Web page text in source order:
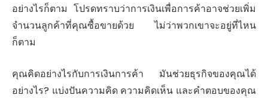
อย่างไรก็ตาม โปรดทราบว่าการเงินเพื่อการค้าอาจช่วยเพิ่ม
จำนวนลูกค้าที่คุณซื้อขายด้วย ไม่ว่าพวกเขาจะอยู่ที่ไหน
ก็ตาม
คุณคิดอย่างไรกับการเงินการค้า มันช่วยธุรกิจของคุณได้
อย่างไร? แบ่งปันความคิด ความคิดเห็น และคำตอบของคุณ